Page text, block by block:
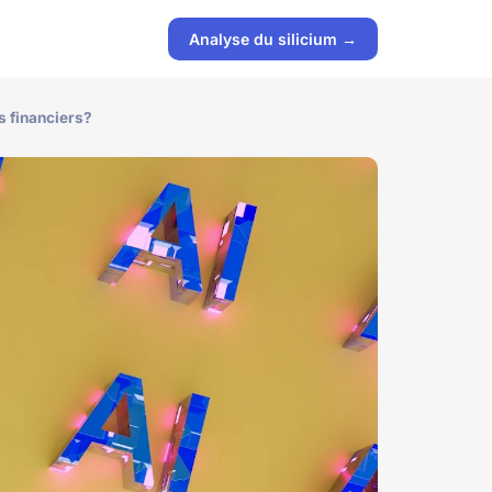
Analyse du silicium →
financiers?